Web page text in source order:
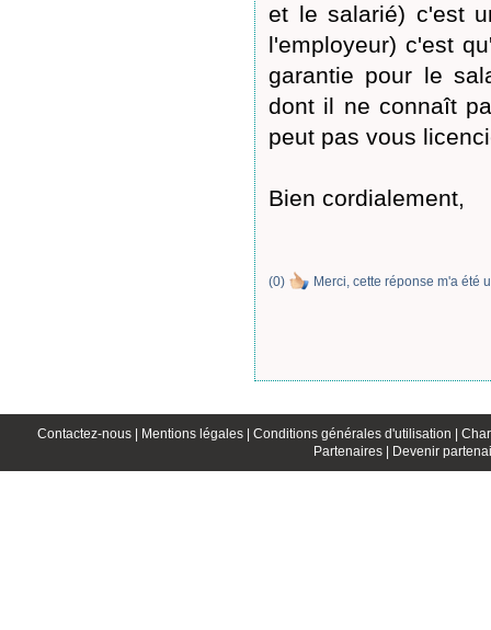
et le salarié) c'est
l'employeur) c'est
garantie pour le
dont il ne connaît
peut pas vous
Bien cordialement,
(0) Merci, cette réponse m'a été
Contactez-nous | Mentions légales | Conditions générales d'utilisation |
Partenaires |
Devenir